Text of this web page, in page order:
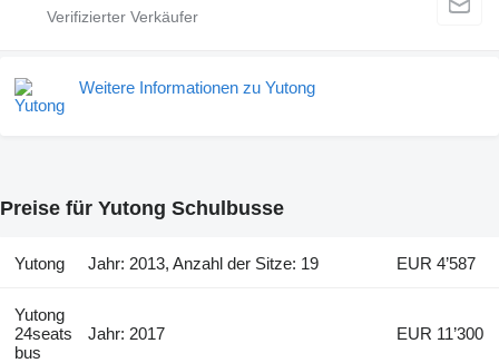
Weitere Informationen zu Yutong
Preise für Yutong Schulbusse
Yutong Jahr: 2013, Anzahl der Sitze: 19 EUR 4’587
Yutong
24seats
bus
Jahr: 2017 EUR 11’300